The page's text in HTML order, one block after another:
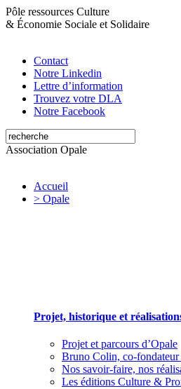
Pôle ressources Culture
& Économie Sociale et Solidaire
Contact
Notre Linkedin
Lettre d’information
Trouvez votre DLA
Notre Facebook
Association Opale
Accueil
> Opale
Projet, historique et
Projet et parcours d’Opale
Bruno Colin, co-
Nos savoir-faire, nos
Les éditions Culture &